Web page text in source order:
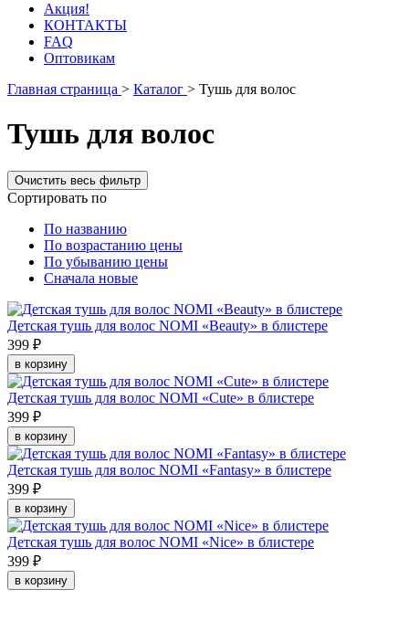
Акция!
КОНТАКТЫ
FAQ
Оптовикам
Главная страница > Каталог > Тушь для волос
Тушь для волос
Сортировать по
По названию
По возрастанию цены
По убыванию цены
Сначала новые
Детская тушь для волос NOMI «Beauty» в блистере
399 ₽
в корзину
Детская тушь для волос NOMI «Cute» в блистере
399 ₽
в корзину
Детская тушь для волос NOMI «Fantasy» в блистере
399 ₽
в корзину
Детская тушь для волос NOMI «Nice» в блистере
399 ₽
в корзину